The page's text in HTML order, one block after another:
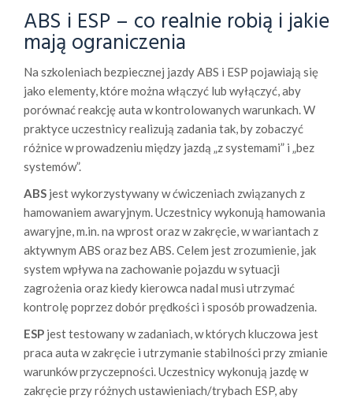
ABS i ESP – co realnie robią i jakie
mają ograniczenia
Na szkoleniach bezpiecznej jazdy ABS i ESP pojawiają się
jako elementy, które można włączyć lub wyłączyć, aby
porównać reakcję auta w kontrolowanych warunkach. W
praktyce uczestnicy realizują zadania tak, by zobaczyć
różnice w prowadzeniu między jazdą „z systemami” i „bez
systemów”.
ABS jest wykorzystywany w ćwiczeniach związanych z
hamowaniem awaryjnym. Uczestnicy wykonują hamowania
awaryjne, m.in. na wprost oraz w zakręcie, w wariantach z
aktywnym ABS oraz bez ABS. Celem jest zrozumienie, jak
system wpływa na zachowanie pojazdu w sytuacji
zagrożenia oraz kiedy kierowca nadal musi utrzymać
kontrolę poprzez dobór prędkości i sposób prowadzenia.
ESP jest testowany w zadaniach, w których kluczowa jest
praca auta w zakręcie i utrzymanie stabilności przy zmianie
warunków przyczepności. Uczestnicy wykonują jazdę w
zakręcie przy różnych ustawieniach/trybach ESP, aby